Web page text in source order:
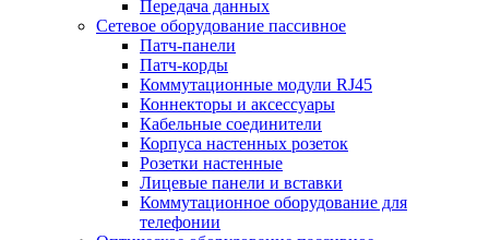
Передача данных
Сетевое оборудование пассивное
Патч-панели
Патч-корды
Коммутационные модули RJ45
Коннекторы и аксессуары
Кабельные соединители
Корпуса настенных розеток
Розетки настенные
Лицевые панели и вставки
Коммутационное оборудование для
телефонии